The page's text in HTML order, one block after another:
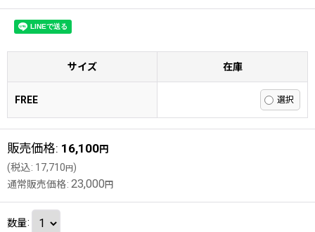
サイズ 在庫
FREE
販売価格: 16,100円
(税込: 17,710円)
通常販売価格: 23,000円
数量: